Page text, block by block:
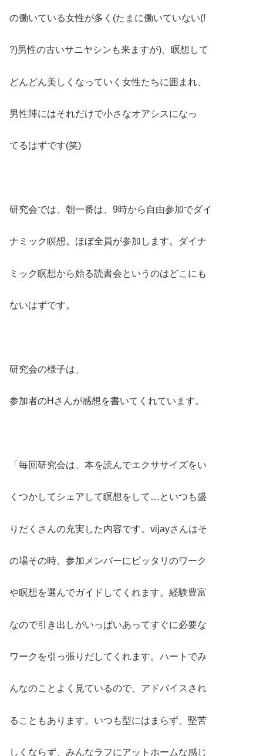
の働いている女性が多く(たまに働いていない(!
?)男性の古いサニヤシンも来ますが)、瞑想して
どんどん美しくなっていく女性たちに囲まれ、
男性陣にはそれだけで小さなオアシスになっ
てるはずです(笑)
研究会では、朝一番は、9時から自由参加でダイ
ナミック瞑想。ほぼ全員が参加します。ダイナ
ミック瞑想から始る読書会というのはどこにも
ないはずです。
研究会の様子は、
参加者のHさんが感想を書いてくれています。
「毎回研究会は、本を読んでエクササイズをい
くつかしてシェアして瞑想をして…といつも盛
りだくさんの充実した内容です。vijayさんはそ
の場その時、参加メンバーにピッタリのワーク
や瞑想を選んでガイドしてくれます。経験豊富
なので引き出しがいっぱいあってすぐに必要な
ワークを引っ張りだしてくれます。ハートでみ
んなのことよく見ているので、アドバイスされ
ることもあります。いつも型にはまらず、堅苦
しくならず、みんなラフにアットホームな感じ